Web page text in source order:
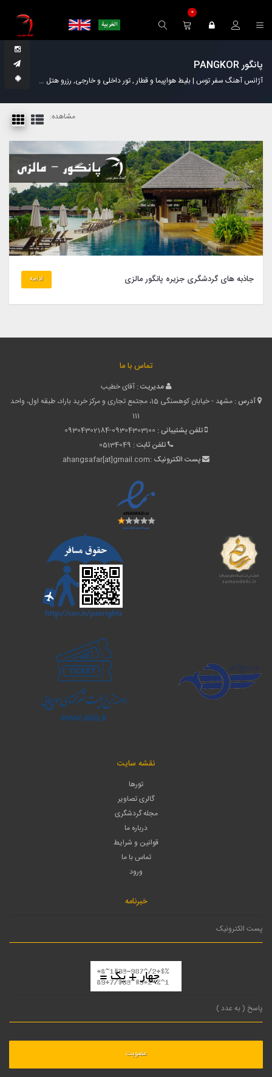
0
پانگور PANGKOR
آژانس آهنگ سفر توس | بلیط هواپیما و قطار , تور داخلی و خارجی, رزرو هتل مجله
مشاهده:
جاذبه های گردشگری جزیره پانگور مالزی ادامه
تماس با ما
مدیریت : آقای خطیب
آدرس :
مشهد - خیابان کوهسنگی 15، مجتمع تجاری و مرکز خرید باراد، طبقه اول، واحد
111
تلفن پشتیبانی : 09304302184-09304303100
تلفن ثابت : 05134049
پست الکترونیک :ahangsafar[at]gmail.com
نقشه سایت
تورها
گالری تصاویر
مجله گردشگری
درباره ما
قوانین و شرایط
تماس با ما
ورود
خبرنامه